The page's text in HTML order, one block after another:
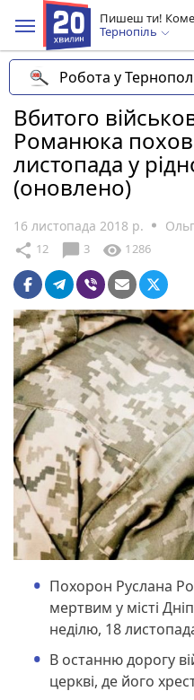
Пишеш ти!
Тернопіль
Робота у
Вбитого
Романюка
листопада у
(оновлено)
16 листопада 2018 р.
share 12 chat_bubble 3 visibility 1286
Похорон Руслана
мертвим у місті
неділю, 18
В останню дорогу
церкві, де його